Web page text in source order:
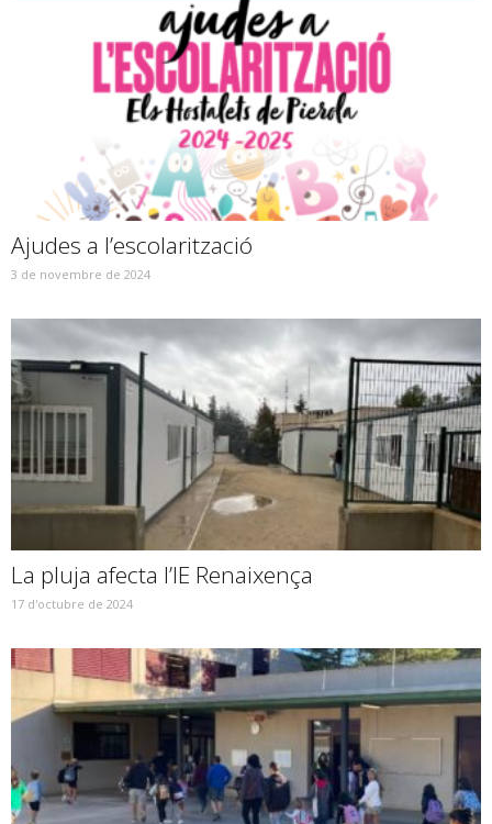
Ajudes a l’escolarització
3 de novembre de 2024
La pluja afecta l’IE Renaixença
17 d'octubre de 2024